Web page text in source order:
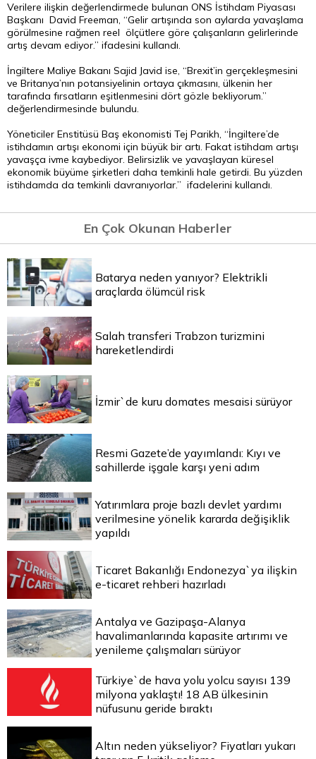
Verilere ilişkin değerlendirmede bulunan ONS İstihdam Piyasası
Başkanı David Freeman, “Gelir artışında son aylarda yavaşlama
görülmesine rağmen reel ölçütlere göre çalışanların gelirlerinde
artış devam ediyor.” ifadesini kullandı.
İngiltere Maliye Bakanı Sajid Javid ise, “Brexit’in gerçekleşmesini
ve Britanya’nın potansiyelinin ortaya çıkmasını, ülkenin her
tarafında fırsatların eşitlenmesini dört gözle bekliyorum.”
değerlendirmesinde bulundu.
Yöneticiler Enstitüsü Baş ekonomisti Tej Parikh, “İngiltere’de
istihdamın artışı ekonomi için büyük bir artı. Fakat istihdam artışı
yavaşça ivme kaybediyor. Belirsizlik ve yavaşlayan küresel
ekonomik büyüme şirketleri daha temkinli hale getirdi. Bu yüzden
istihdamda da temkinli davranıyorlar.” ifadelerini kullandı.
En Çok Okunan Haberler
Batarya neden yanıyor? Elektrikli
araçlarda ölümcül risk
Salah transferi Trabzon turizmini
hareketlendirdi
İzmir`de kuru domates mesaisi sürüyor
Resmi Gazete’de yayımlandı: Kıyı ve
sahillerde işgale karşı yeni adım
Yatırımlara proje bazlı devlet yardımı
verilmesine yönelik kararda değişiklik
yapıldı
Ticaret Bakanlığı Endonezya`ya ilişkin
e-ticaret rehberi hazırladı
Antalya ve Gazipaşa-Alanya
havalimanlarında kapasite artırımı ve
yenileme çalışmaları sürüyor
Türkiye`de hava yolu yolcu sayısı 139
milyona yaklaştı! 18 AB ülkesinin
nüfusunu geride bıraktı
Altın neden yükseliyor? Fiyatları yukarı